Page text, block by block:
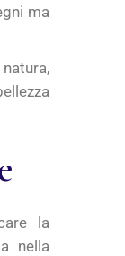
ma
la
nella